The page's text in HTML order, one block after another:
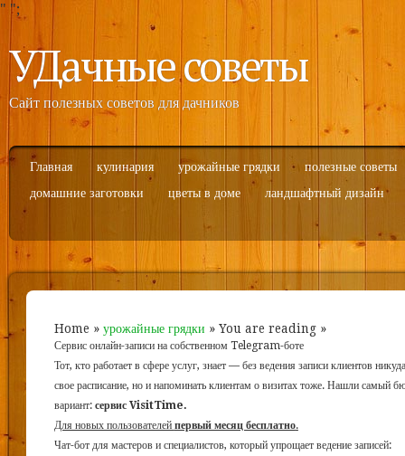
" ";
УДачные советы
Сайт полезных советов для дачников
Главная кулинария урожайные грядки
полезные советы
домашние заготовки
цветы в доме ландшафтный дизайн
Home » урожайные грядки » You are reading »
Сервис онлайн-записи на собственном Telegram-боте
Тот, кто работает в сфере услуг, знает — без ведения записи клиентов
свое расписание, но и напоминать клиентам о визитах тоже. Нашли самый
вариант: сервис VisitTime.
Для новых пользователей первый месяц бесплатно.
Чат-бот для мастеров и специалистов, который упрощает ведение записей: